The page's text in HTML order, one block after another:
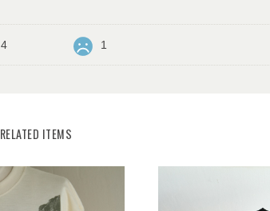
4 1
RELATED ITEMS